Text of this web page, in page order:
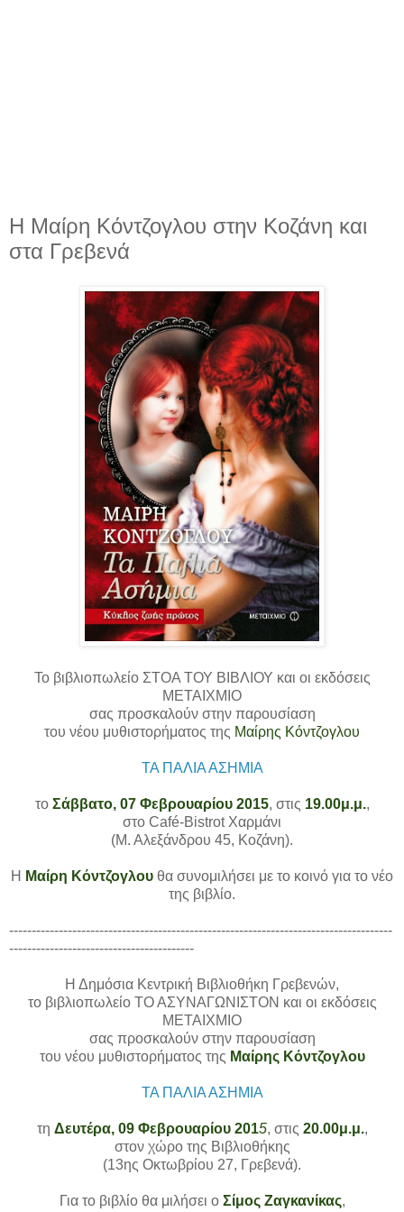
Η Μαίρη Κόντζογλου στην Κοζάνη και
στα Γρεβενά
Το βιβλιοπωλείο ΣΤΟΑ ΤΟΥ ΒΙΒΛΙΟΥ και οι εκδόσεις
ΜΕΤΑΙΧΜΙΟ
σας προσκαλούν στην παρουσίαση
του νέου μυθιστορήματος της Μαίρης Κόντζογλου
ΤΑ ΠΑΛΙΑ ΑΣΗΜΙΑ
τοΣάββατο, 07 Φεβρουαρίου 2015, στις 19.00μ.μ.,
στο Café-Bistrot Χαρμάνι
(Μ. Αλεξάνδρου 45, Κοζάνη).
Η Μαίρη Κόντζογλου θα συνομιλήσει με το κοινό για το νέο
της βιβλίο.
-------------------------------------------------------------------------------------
-----------------------------------------
Η Δημόσια Κεντρική Βιβλιοθήκη Γρεβενών,
το βιβλιοπωλείο ΤΟ ΑΣΥΝΑΓΩΝΙΣΤΟΝ και οι εκδόσεις
ΜΕΤΑΙΧΜΙΟ
σας προσκαλούν στην παρουσίαση
του νέου μυθιστορήματος της Μαίρης Κόντζογλου
ΤΑ ΠΑΛΙΑ ΑΣΗΜΙΑ
τη Δευτέρα, 09 Φεβρουαρίου 2015, στις 20.00μ.μ.,
στον χώρο της Βιβλιοθήκης
(13ης Οκτωβρίου 27, Γρεβενά).
Για το βιβλίο θα μιλήσει ο Σίμος Ζαγκανίκας,